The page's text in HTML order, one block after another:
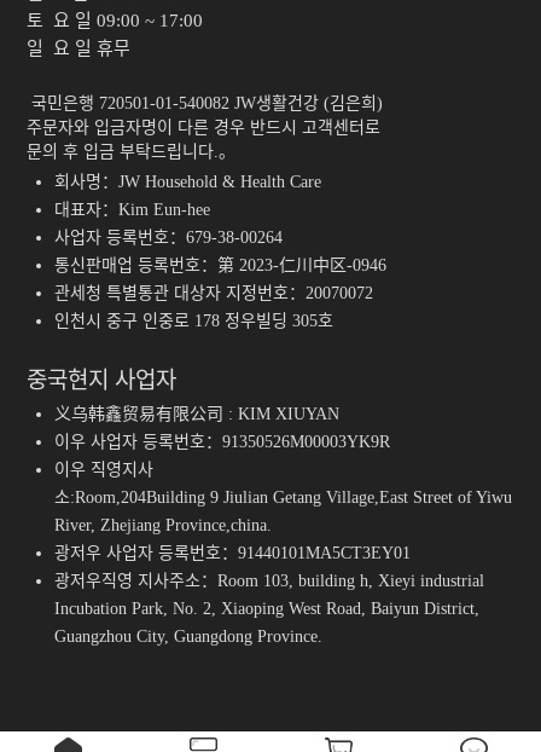
토 요 일 09:00 ~ 17:00
일 요 일 휴무
주문자와 입금자명이 다른 경우 반드시 고객센터로
문의 후 입금 부탁드립니다.。
회사명：JW Household & Health Care
대표자：Kim Eun-hee
사업자 등록번호：679-38-00264
통신판매업 등록번호：第 2023-仁川中区-0946
관세청 특별통관 대상자 지정번호：20070072
인천시 중구 인중로 178 정우빌딩 305호
중국현지 사업자
义乌韩鑫贸易有限公司 : KIM XIUYAN
이우 사업자 등록번호：91350526M00003YK9R
이우 직영지사
소:Room,204Building 9 Jiulian Getang Village,East Street of Yiwu
River, Zhejiang Province,china.
광저우 사업자 등록번호：91440101MA5CT3EY01
광저우직영 지사주소：Room 103, building h, Xieyi industrial
Incubation Park, No. 2, Xiaoping West Road, Baiyun District,
Guangzhou City, Guangdong Province.